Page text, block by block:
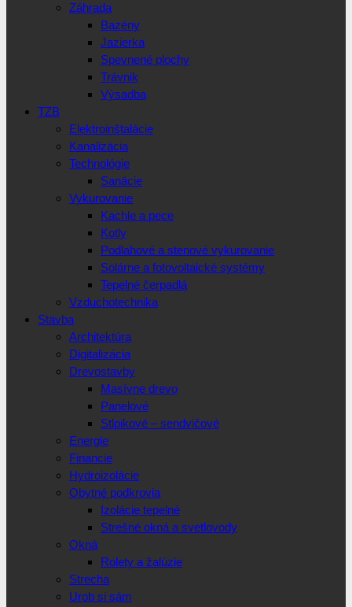
Záhrada
Bazény
Jazierka
Spevnené plochy
Trávnik
Výsadba
TZB
Elektroinštalácie
Kanalizácia
Technológie
Sanácie
Vykurovanie
Kachle a pece
Kotly
Podlahové a stenové vykurovanie
Solárne a fotovoltaické systémy
Tepelné čerpadlá
Vzduchotechnika
Stavba
Architektúra
Digitalizácia
Drevostavby
Masívne drevo
Panelové
Stlpikové – sendvičové
Energie
Financie
Hydroizolácie
Obytné podkrovia
Izolácie tepelné
Strešné okná a svetlovody
Okná
Rolety a žalúzie
Strecha
Urob si sám